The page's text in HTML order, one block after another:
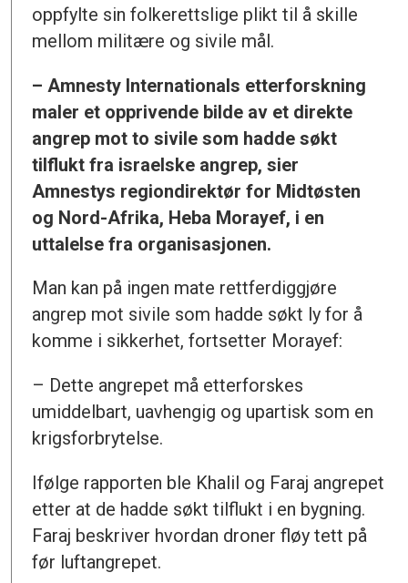
oppfylte sin folkerettslige plikt til å skille
mellom militære og sivile mål.
– Amnesty Internationals etterforskning
maler et opprivende bilde av et direkte
angrep mot to sivile som hadde søkt
tilflukt fra israelske angrep, sier
Amnestys regiondirektør for Midtøsten
og Nord-Afrika, Heba Morayef, i en
uttalelse fra organisasjonen.
Man kan på ingen mate rettferdiggjøre
angrep mot sivile som hadde søkt ly for å
komme i sikkerhet, fortsetter Morayef:
– Dette angrepet må etterforskes
umiddelbart, uavhengig og upartisk som en
krigsforbrytelse.
Ifølge rapporten ble Khalil og Faraj angrepet
etter at de hadde søkt tilflukt i en bygning.
Faraj beskriver hvordan droner fløy tett på
før luftangrepet.